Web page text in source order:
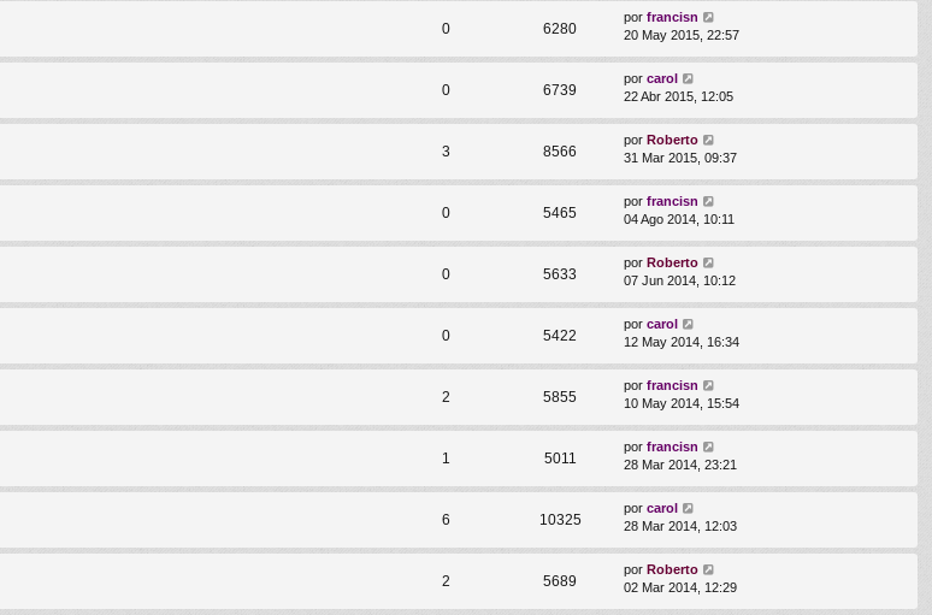
0 6280
por francisn
20 May 2015, 22:57
0 6739
por carol
22 Abr 2015, 12:05
3 8566
por Roberto
31 Mar 2015, 09:37
0 5465
por francisn
04 Ago 2014, 10:11
0 5633
por Roberto
07 Jun 2014, 10:12
0 5422
por carol
12 May 2014, 16:34
2 5855
por francisn
10 May 2014, 15:54
1 5011
por francisn
28 Mar 2014, 23:21
6 10325
por carol
28 Mar 2014, 12:03
2 5689
por Roberto
02 Mar 2014, 12:29